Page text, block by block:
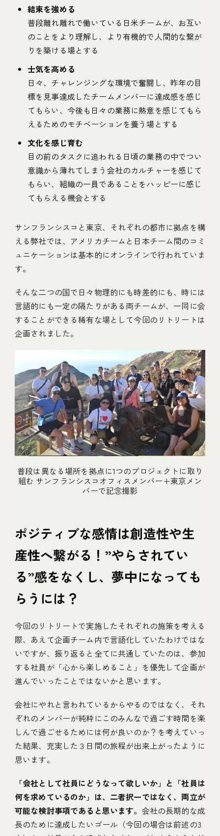
結束を強める
普段離れ離れで働いている日米チームが、お互い
のことをより理解し、より有機的で人間的な繋が
りを築ける場とする
士気を高める
日々、チャレンジングな環境で奮闘し、昨年の目
標を見事達成したチームメンバーに達成感を感じ
てもらい、今後も日々の業務に熱意を感じてもら
えるためのモチベーションを養う場とする
文化を感じ育む
目の前のタスクに追われる日頃の業務の中でつい
意識から薄れてしまう会社のカルチャーを感じて
もらい、組織の一員であることをハッピーに感じ
てもらえる機会とする
サンフランシスコと東京、それぞれの都市に拠点を構
える弊社では、アメリカチームと日本チーム間のコミ
ュニケーションは基本的にオンラインで行われていま
す。
そんな二つの国で日々物理的にも時差的にも、時には
言語的にも一定の隔たりがある両チームが、一同に会
することができる稀有な場として今回のリトリートは
企画されました。
普段は異なる場所を拠点に1つのプロジェクトに取り
組む サンフランシスコオフィスメンバー+東京メン
バーで記念撮影
ポジティブな感情は創造性や生
産性へ繋がる！”やらされてい
る”感をなくし、夢中になっても
らうには？
今回のリトリートで実施したそれぞれの施策を考える
際、あえて企画チーム内で言語化していたわけではな
いですが、振り返ると全てに共通していたのは、参加
する社員が「心から楽しめること」を優先して企画が
進んでいったことではないかと思います。
会社にやれと言われているからやるのではなく、それ
ぞれのメンバーが純粋にこのみんなで過ごす時間を楽
しんで過ごせるためには何が良いのか？を考えていっ
た結果、充実した３日間の旅程が出来上がったように
思います。
「会社として社員にどうなって欲しいか」と「社員は
何を求めているのか」は、二者択一ではなく、両立が
可能な検討事項であると思います。 会社の長期的な成
長のために達成したいゴール（今回の場合は前述の3